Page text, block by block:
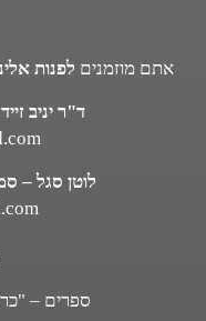
אתם מוזמנים לפנות
ד"ר יניב
לוטן סגל –
ספרים –